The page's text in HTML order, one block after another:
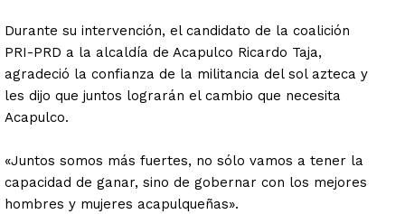
Durante su intervención, el candidato de la coalición
PRI-PRD a la alcaldía de Acapulco Ricardo Taja,
agradeció la confianza de la militancia del sol azteca y
les dijo que juntos lograrán el cambio que necesita
Acapulco.
«Juntos somos más fuertes, no sólo vamos a tener la
capacidad de ganar, sino de gobernar con los mejores
hombres y mujeres acapulqueñas».